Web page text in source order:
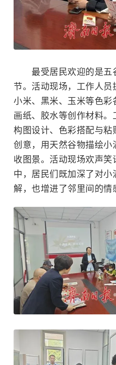
最受居民欢迎的是五
节。活动现场，工作人员
小米、黑米、玉米等色彩
画纸、胶水等创作材料。
构图设计、色彩搭配与粘
创意，用天然谷物描绘小
收图景。活动现场欢声
中，居民们既加深了对小
解，也增进了邻里间的情